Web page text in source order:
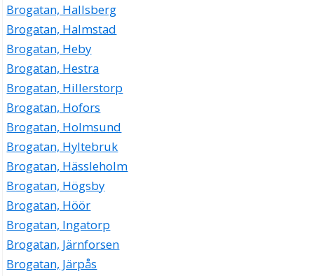
Brogatan, Hallsberg
Brogatan, Halmstad
Brogatan, Heby
Brogatan, Hestra
Brogatan, Hillerstorp
Brogatan, Hofors
Brogatan, Holmsund
Brogatan, Hyltebruk
Brogatan, Hässleholm
Brogatan, Högsby
Brogatan, Höör
Brogatan, Ingatorp
Brogatan, Järnforsen
Brogatan, Järpås